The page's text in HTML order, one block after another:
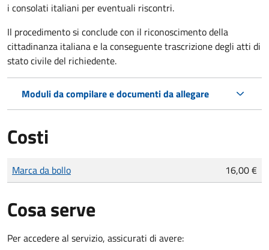
i consolati italiani per eventuali riscontri.
Il procedimento si conclude con il riconoscimento della
cittadinanza italiana e la conseguente trascrizione degli atti di
stato civile del richiedente.
Moduli da compilare e documenti da allegare
Costi
Tipo di pagamento
Importo
Marca da bollo 16,00 €
Cosa serve
Per accedere al servizio, assicurati di avere: